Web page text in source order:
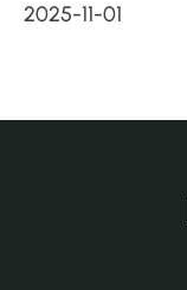
2025-11-01